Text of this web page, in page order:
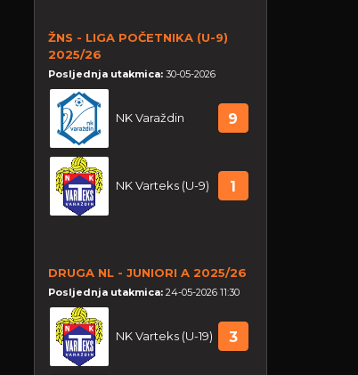
ŽNS - LIGA POČETNIKA (U-9)
2025/26
Posljednja utakmica: 30-05-2026
NK Varaždin 9
NK Varteks (U-9) 1
DRUGA NL - JUNIORI A 2025/26
Posljednja utakmica: 24-05-2026 11:30
NK Varteks (U-19) 3